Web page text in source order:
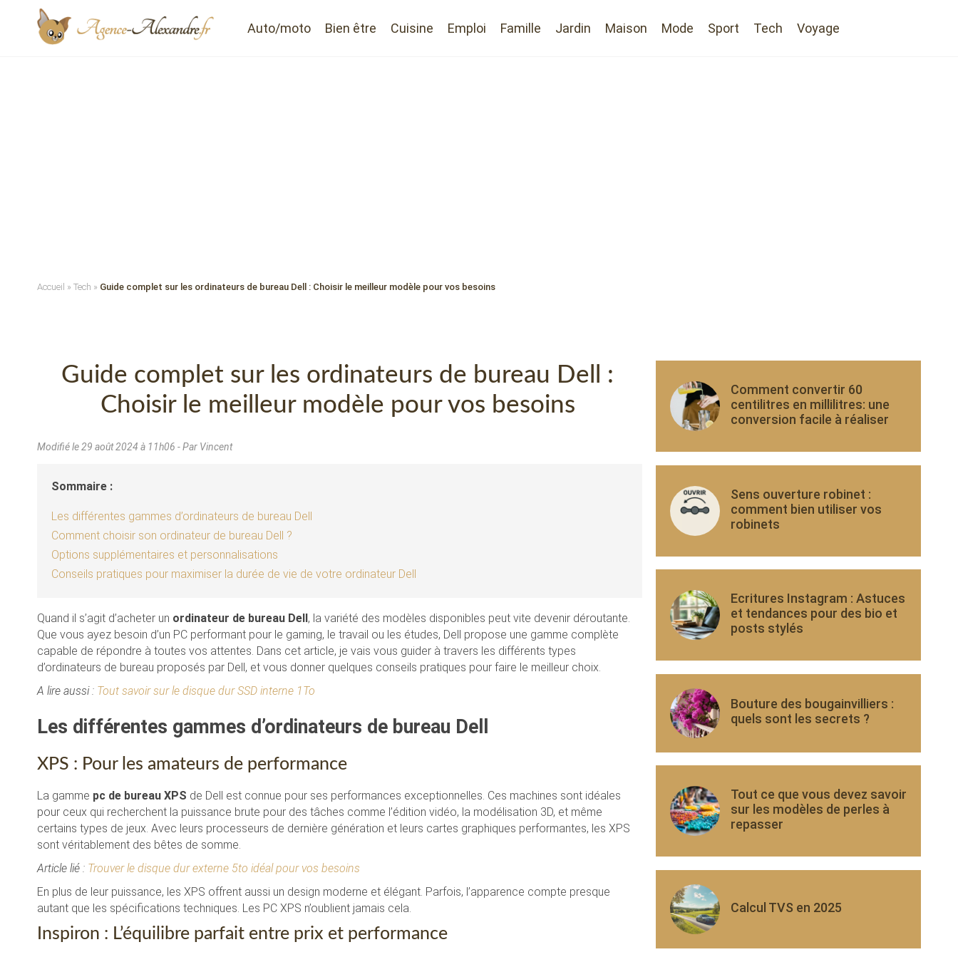
Auto/moto Bien être Cuisine Emploi Famille Jardin Maison Mode Sport Tech Voyage
Accueil » Tech » Guide complet sur les ordinateurs de bureau Dell : Choisir le meilleur modèle pour vos besoins
Guide complet sur les ordinateurs de bureau Dell :
Choisir le meilleur modèle pour vos besoins
Modifié le29 août 2024 à 11h06 - Par Vincent
Sommaire :
Les différentes gammes d’ordinateurs de bureau Dell
Comment choisir son ordinateur de bureau Dell ?
Options supplémentaires et personnalisations
Conseils pratiques pour maximiser la durée de vie de votre ordinateur Dell
Quand il s’agit d’acheter un ordinateur de bureau Dell , la variété des modèles disponibles peut vite devenir déroutante.
Que vous ayez besoin d’un PC performant pour le gaming, le travail ou les études, Dell propose une gamme complète
capable de répondre à toutes vos attentes. Dans cet article, je vais vous guider à travers les différents types
d’ordinateurs de bureau proposés par Dell, et vous donner quelques conseils pratiques pour faire le meilleur choix.
A lire aussi : Tout savoir sur le disque dur SSD interne 1To
Les différentes gammes d’ordinateurs de bureau Dell
XPS : Pour les amateurs de performance
La gamme pc de bureau XPS de Dell est connue pour ses performances exceptionnelles. Ces machines sont idéales
pour ceux qui recherchent la puissance brute pour des tâches comme l’édition vidéo, la modélisation 3D, et même
certains types de jeux. Avec leurs processeurs de dernière génération et leurs cartes graphiques performantes, les XPS
sont véritablement des bêtes de somme.
Article lié : Trouver le disque dur externe 5to idéal pour vos besoins
En plus de leur puissance, les XPS offrent aussi un design moderne et élégant. Parfois, l’apparence compte presque
autant que les spécifications techniques. Les PC XPS n’oublient jamais cela.
Inspiron : L’équilibre parfait entre prix et performance
Comment convertir 60
centilitres en millilitres: une
conversion facile à réaliser
Sens ouverture robinet :
comment bien utiliser vos
robinets
Ecritures Instagram : Astuces
et tendances pour des bio et
posts stylés
Bouture des bougainvilliers :
quels sont les secrets ?
Tout ce que vous devez savoir
sur les modèles de perles à
repasser
Calcul TVS en 2025